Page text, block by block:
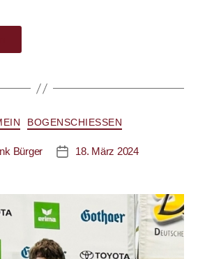
BOGENSCHIESSEN
Bürger 18. März 2024